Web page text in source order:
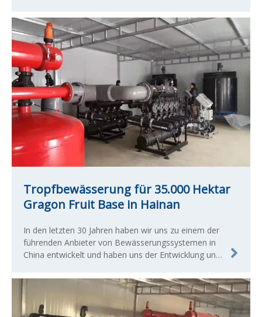
kommerzieller Bewässerungsprodukte verschrieben.
Tropfbewässerung für 35.000 Hektar
Gragon Fruit Base in Hainan
In den letzten 30 Jahren haben wir uns zu einem der
führenden Anbieter von Bewässerungssystemen in
China entwickelt und haben uns der Entwicklung und
kommerzieller Bewässerungsprodukte verschrieben.